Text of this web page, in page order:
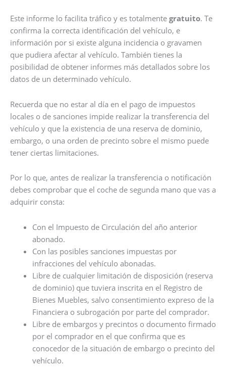
Este informe lo facilita tráfico y es totalmente gratuito. Te
confirma la correcta identificación del vehículo, e
información por si existe alguna incidencia o gravamen
que pudiera afectar al vehículo. También tienes la
posibilidad de obtener informes más detallados sobre los
datos de un determinado vehículo.
Recuerda que no estar al día en el pago de impuestos
locales o de sanciones impide realizar la transferencia del
vehículo y que la existencia de una reserva de dominio,
embargo, o una orden de precinto sobre el mismo puede
tener ciertas limitaciones.
Por lo que, antes de realizar la transferencia o notificación
debes comprobar que el coche de segunda mano que vas a
adquirir consta:
Con el Impuesto de Circulación del año anterior
abonado.
Con las posibles sanciones impuestas por
infracciones del vehículo abonadas.
Libre de cualquier limitación de disposición (reserva
de dominio) que tuviera inscrita en el Registro de
Bienes Muebles, salvo consentimiento expreso de la
Financiera o subrogación por parte del comprador.
Libre de embargos y precintos o documento firmado
por el comprador en el que confirma que es
conocedor de la situación de embargo o precinto del
vehículo.